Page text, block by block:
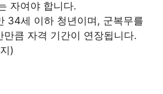
자여야 합니다.
34세 이하 청년이며, 군복무를
만큼 자격 기간이 연장됩니다.
)